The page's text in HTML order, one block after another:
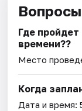
Где
времени??
Место
Когда
Дата и время: